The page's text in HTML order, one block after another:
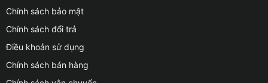
Chính sách bảo mật
Chính sách đổi trả
Điều khoản sử dụng
Chính sách bán hàng